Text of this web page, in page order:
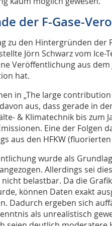
der F-Gase-
zu den Hintergründen der
Jörn Schwarz vom Ice-
Veröffentlichung aus dem
hat.
in „The large
aus, dass gerade in
& Klimatechnik bis zum
Eine der Folgen
aus den HFKW (fluorierten
wurde als
Allerdings sei
belastbar. Da die
können Daten exakt
Dadurch ergeben sich
als unrealistisch